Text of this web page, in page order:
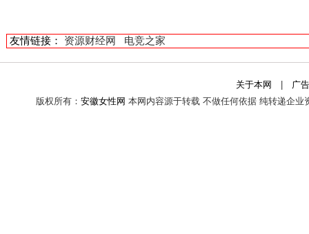
友情链接： 资源财经网 电竞之家
关于本网
广
版权所有： 安徽女性网 本网内容源于转载 不做任何依据 纯转递企